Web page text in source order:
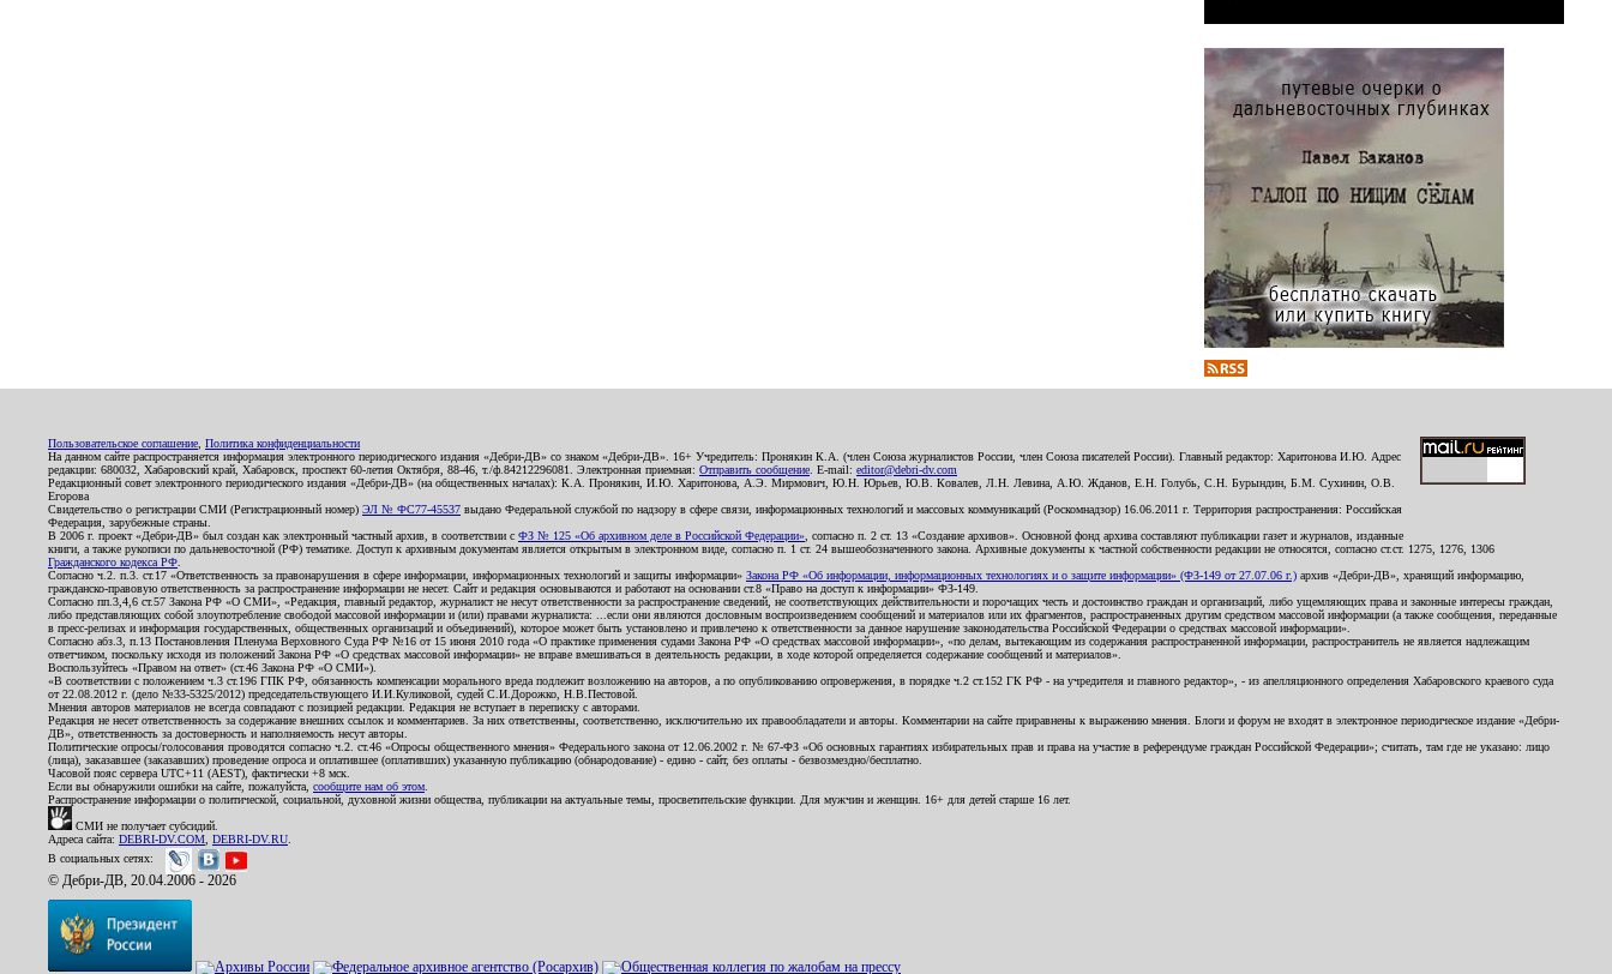
Пользовательское соглашение Политика конфиденциальности
На данном сайте распространяется информация электронного периодического издания «Дебри-ДВ» со знаком «Дебри-ДВ». 16+ Учредитель: Пронякин К.А. (член Союза журналистов России, член Союза писателей России). Главный редактор: Харитонова И.Ю. Адрес
редакции: 680032, Хабаровский край, Хабаровск, проспект 60-летия Октября, 88-46, т./ф.84212296081. Электронная приемная: Отправить сообщение . E-mail: editor@debri-dv.com
Редакционный совет электронного периодического издания «Дебри-ДВ» (на общественных началах): К.А. Пронякин, И.Ю. Харитонова, А.Э. Мирмович, Ю.Н. Юрьев, Ю.В. Ковалев, Л.Н. Левина, А.Ю. Жданов, Е.Н. Голубь, С.Н. Бурындин, Б.М. Сухинин, О.В.
Егорова
Свидетельство о регистрации СМИ (Регистрационный номер) ЭЛ № ФС77-45537 выдано Федеральной службой по надзору в сфере связи, информационных технологий и массовых коммуникаций (Роскомнадзор) 16.06.2011 г. Территория распространения: Российская
Федерация, зарубежные страны.
В 2006 г. проект «Дебри-ДВ» был создан как электронный частный архив, в соответствии с ФЗ № 125 «Об архивном деле в Российской Федерации» , согласно п. 2 ст. 13 «Создание архивов». Основной фонд архива составляют публикации газет и журналов, изданные
книги, а также рукописи по дальневосточной (РФ) тематике. Доступ к архивным документам является открытым в электронном виде, согласно п. 1 ст. 24 вышеобозначенного закона. Архивные документы к частной собственности редакции не относятся, согласно ст.ст. 1275, 1276, 1306
Гражданского кодекса РФ
Согласно ч.2. п.3. ст.17 «Ответственность за правонарушения в сфере информации, информационных технологий и защиты информации» Закона РФ «Об информации, информационных технологиях и о защите информации» (ФЗ-149 от 27.07.06 г.) архив «Дебри-ДВ», хранящий информацию,
гражданско-правовую ответственность за распространение информации не несет. Сайт и редакция основываются и работают на основании ст.8 «Право на доступ к информации» ФЗ-149.
Согласно пп.3,4,6 ст.57 Закона РФ «О СМИ», «Редакция, главный редактор, журналист не несут ответственности за распространение сведений, не соответствующих действительности и порочащих честь и достоинство граждан и организаций, либо ущемляющих права и законные интересы граждан,
либо представляющих собой злоупотребление свободой массовой информации и (или) правами журналиста: ...если они являются дословным воспроизведением сообщений и материалов или их фрагментов, распространенных другим средством массовой информации (а также сообщения, переданные
в пресс-релизах и информация государственных, общественных организаций и объединений), которое может быть установлено и привлечено к ответственности за данное нарушение законодательства Российской Федерации о средствах массовой информации».
Согласно абз.3, п.13 Постановления Пленума Верховного Суда РФ №16 от 15 июня 2010 года «О практике применения судами Закона РФ «О средствах массовой информации», «по делам, вытекающим из содержания распространенной информации, распространитель не является надлежащим
ответчиком, поскольку исходя из положений Закона РФ «О средствах массовой информации» не вправе вмешиваться в деятельность редакции, в ходе которой определяется содержание сообщений и материалов».
Воспользуйтесь «Правом на ответ» (ст.46 Закона РФ «О СМИ»).
«В соответствии с положением ч.3 ст.196 ГПК РФ, обязанность компенсации морального вреда подлежит возложению на авторов, а по опубликованию опровержения, в порядке ч.2 ст.152 ГК РФ - на учредителя и главного редактор», - из апелляционного определения Хабаровского краевого суда
от 22.08.2012 г. (дело №33-5325/2012) председательствующего И.И.Куликовой, судей С.И.Дорожко, Н.В.Пестовой.
Мнения авторов материалов не всегда совпадают с позицией редакции. Редакция не вступает в переписку с авторами.
Редакция не несет ответственность за содержание внешних ссылок и комментариев. За них ответственны, соответственно, исключительно их правообладатели и авторы. Комментарии на сайте приравнены к выражению мнения. Блоги и форум не входят в электронное периодическое издание «Дебри-
ДВ», ответственность за достоверность и наполняемость несут авторы.
Политические опросы/голосования проводятся согласно ч.2. ст.46 «Опросы общественного мнения» Федерального закона от 12.06.2002 г. № 67-ФЗ «Об основных гарантиях избирательных прав и права на участие в референдуме граждан Российской Федерации»; считать, там где не указано: лицо
(лица), заказавшее (заказавших) проведение опроса и оплатившее (оплативших) указанную публикацию (обнародование) - едино - сайт, без оплаты - безвозмездно/бесплатно.
Часовой пояс сервера UTC+11 (AEST), фактически +8 мск.
Если вы обнаружили ошибки на сайте, пожалуйста, сообщите нам об этом
Распространение информации о политической, социальной, духовной жизни общества, публикации на актуальные темы, просветительские функции. Для мужчин и женщин. 16+ для детей старше 16 лет.
СМИ не получает субсидий.
Адреса сайта: DEBRI-DV.COM DEBRI-DV.RU
В социальных сетях:
© Дебри-ДВ, 20.04.2006 - 2026